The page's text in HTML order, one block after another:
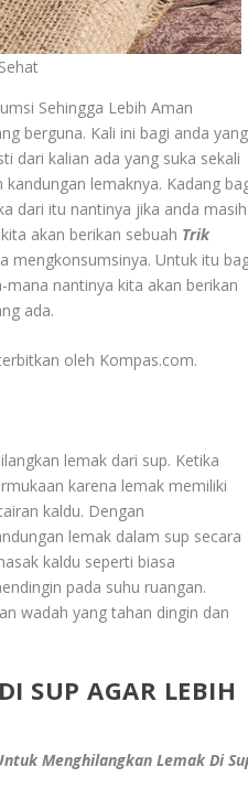
Sehingga Lebih Aman
berguna. Kali ini bagi anda yang
dari kalian ada yang suka sekali
lemaknya. Kadang
dari itu nantinya jika anda masih
akan berikan sebuah Trik
mengkonsumsinya. Untuk itu
nantinya kita akan berikan
ada.
oleh Kompas.com.
lemak dari sup. Ketika
karena lemak memiliki
kaldu. Dengan
lemak dalam sup secara
kaldu seperti biasa
pada suhu ruangan.
wadah yang tahan dingin dan
SUP AGAR LEBIH
Menghilangkan Lemak Di